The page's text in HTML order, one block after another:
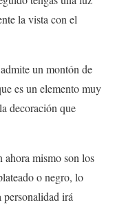
la vista con el
un montón de
es un elemento muy
decoración que
ahora mismo son los
o negro, lo
personalidad irá